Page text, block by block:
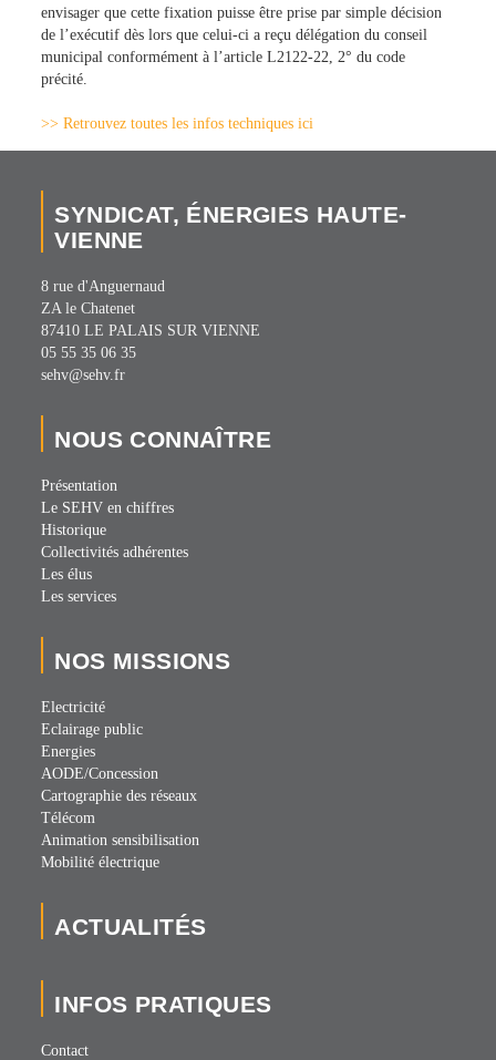
envisager que cette fixation puisse être prise par simple décision
de l’exécutif dès lors que celui-ci a reçu délégation du conseil
municipal conformément à l’article L2122-22, 2° du code
précité.
>> Retrouvez toutes les infos techniques ici
SYNDICAT, ÉNERGIES HAUTE-
VIENNE
8 rue d'Anguernaud
ZA le Chatenet
87410 LE PALAIS SUR VIENNE
05 55 35 06 35
sehv@sehv.fr
NOUS CONNAÎTRE
Présentation
Le SEHV en chiffres
Historique
Collectivités adhérentes
Les élus
Les services
NOS MISSIONS
Electricité
Eclairage public
Energies
AODE/Concession
Cartographie des réseaux
Télécom
Animation sensibilisation
Mobilité électrique
ACTUALITÉS
INFOS PRATIQUES
Contact